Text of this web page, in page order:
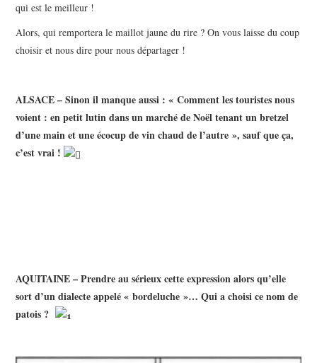
qui est le meilleur !
Alors, qui remportera le maillot jaune du rire ? On vous laisse du coup
choisir et nous dire pour nous départager !
ALSACE – Sinon il manque aussi : « Comment les touristes nous
voient : en petit lutin dans un marché de Noël tenant un bretzel
d’une main et une écocup de vin chaud de l’autre », sauf que ça,
c’est vrai !
AQUITAINE – Prendre au sérieux cette expression alors qu’elle
sort d’un dialecte appelé « bordeluche »… Qui a choisi ce nom de
patois ?